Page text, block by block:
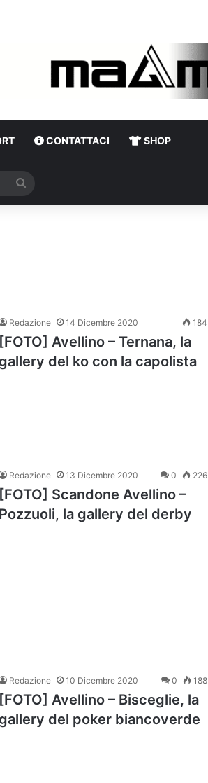
il focus sulla formazione granata
CONTATTACI SHOP
Redazione 14 Dicembre 2020 184
[FOTO] Avellino – Ternana, la
gallery del ko con la capolista
Redazione 13 Dicembre 2020 0 226
[FOTO] Scandone Avellino –
Pozzuoli, la gallery del derby
Redazione 10 Dicembre 2020 0 188
[FOTO] Avellino – Bisceglie, la
gallery del poker biancoverde